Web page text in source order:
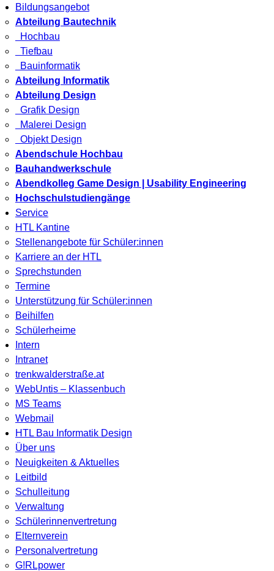
Bildungsangebot
Abteilung Bautechnik
Hochbau
Tiefbau
Bauinformatik
Abteilung Informatik
Abteilung Design
Grafik Design
Malerei Design
Objekt Design
Abendschule Hochbau
Bauhandwerkschule
Abendkolleg Game Design | Usability Engineering
Hochschulstudiengänge
Service
HTL Kantine
Stellenangebote für Schüler:innen
Karriere an der HTL
Sprechstunden
Termine
Unterstützung für Schüler:innen
Beihilfen
Schülerheime
Intern
Intranet
trenkwalderstraße.at
WebUntis – Klassenbuch
MS Teams
Webmail
HTL Bau Informatik Design
Über uns
Neuigkeiten & Aktuelles
Leitbild
Schulleitung
Verwaltung
Schülerinnenvertretung
Elternverein
Personalvertretung
G!RLpower